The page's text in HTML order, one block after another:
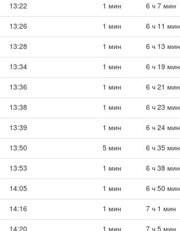
13:22 1 мин 6 ч 7 мин
13:26 1 мин 6 ч 11 мин
13:28 1 мин 6 ч 13 мин
13:34 1 мин 6 ч 19 мин
13:36 1 мин 6 ч 21 мин
13:38 1 мин 6 ч 23 мин
13:39 1 мин 6 ч 24 мин
13:50 5 мин 6 ч 35 мин
13:53 1 мин 6 ч 38 мин
14:05 1 мин 6 ч 50 мин
14:16 1 мин 7 ч 1 мин
14:20 1 мин 7 ч 5 мин